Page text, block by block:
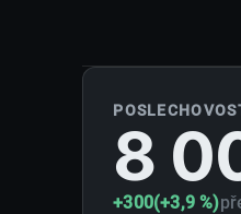
8
+300(+3,9 %)